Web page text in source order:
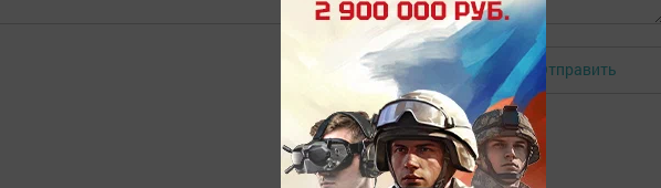
Авторизоваться Отправить